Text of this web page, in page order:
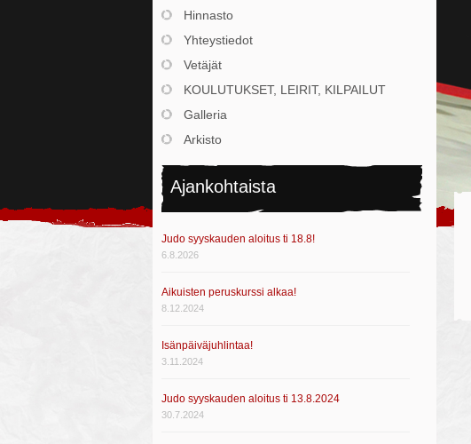
Hinnasto
Yhteystiedot
Vetäjät
KOULUTUKSET, LEIRIT, KILPAILUT
Galleria
Arkisto
Ajankohtaista
Judo syyskauden aloitus ti 18.8!
6.8.2026
Aikuisten peruskurssi alkaa!
8.12.2024
Isänpäiväjuhlintaa!
3.11.2024
Judo syyskauden aloitus ti 13.8.2024
30.7.2024